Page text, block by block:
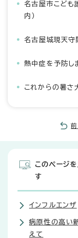
名古屋市こども
内）
名古屋城現天守
熱中症を予防し
これからの暑さ
このページ
す
インフルエンザ
病原性の高い
えて